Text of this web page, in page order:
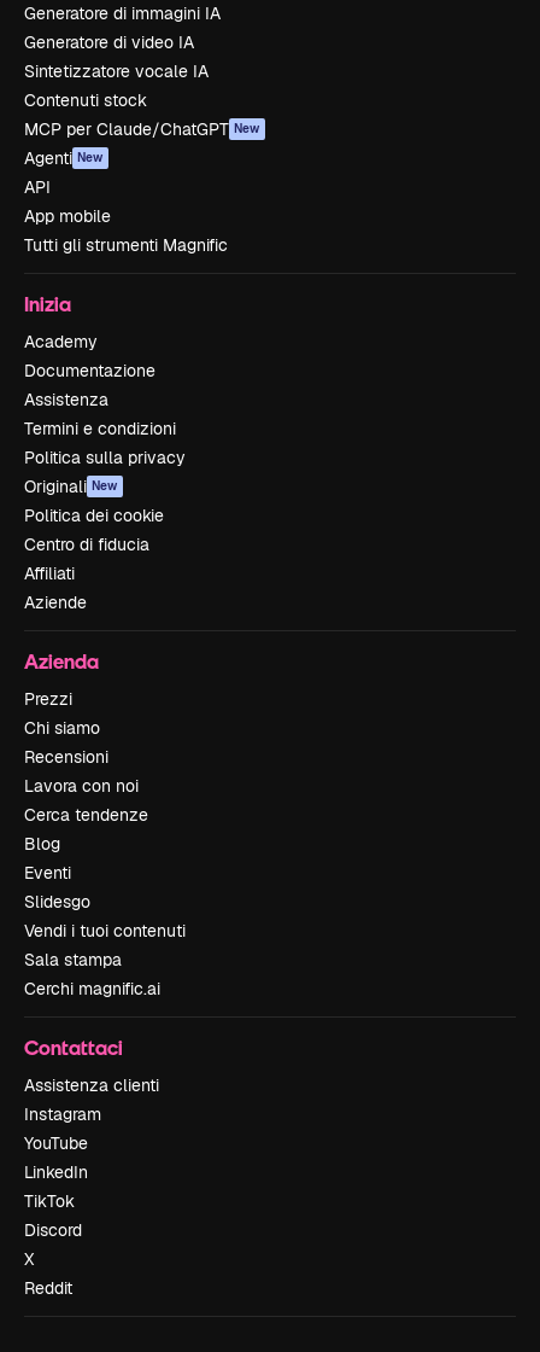
Generatore di immagini IA
Generatore di video IA
Sintetizzatore vocale IA
Contenuti stock
MCP per Claude/ChatGPT New
Agenti New
API
App mobile
Tutti gli strumenti Magnific
Inizia
Academy
Documentazione
Assistenza
Termini e condizioni
Politica sulla privacy
Originali New
Politica dei cookie
Centro di fiducia
Affiliati
Aziende
Azienda
Prezzi
Chi siamo
Recensioni
Lavora con noi
Cerca tendenze
Blog
Eventi
Slidesgo
Vendi i tuoi contenuti
Sala stampa
Cerchi magnific.ai
Contattaci
Assistenza clienti
Instagram
YouTube
LinkedIn
TikTok
Discord
X
Reddit